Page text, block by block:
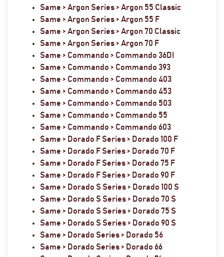
Same > Argon Series > Argon 55 Classic
Same > Argon Series > Argon 55 F
Same > Argon Series > Argon 70 Classic
Same > Argon Series > Argon 70 F
Same > Commando > Commando 36DI
Same > Commando > Commando 393
Same > Commando > Commando 403
Same > Commando > Commando 453
Same > Commando > Commando 503
Same > Commando > Commando 55
Same > Commando > Commando 603
Same > Dorado F Series > Dorado 100 F
Same > Dorado F Series > Dorado 70 F
Same > Dorado F Series > Dorado 75 F
Same > Dorado F Series > Dorado 90 F
Same > Dorado S Series > Dorado 100 S
Same > Dorado S Series > Dorado 70 S
Same > Dorado S Series > Dorado 75 S
Same > Dorado S Series > Dorado 90 S
Same > Dorado Series > Dorado 56
Same > Dorado Series > Dorado 66